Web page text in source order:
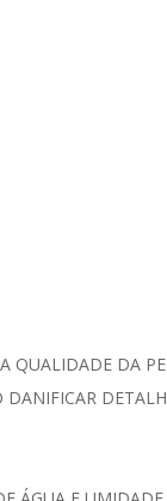
QUALIDADE DA